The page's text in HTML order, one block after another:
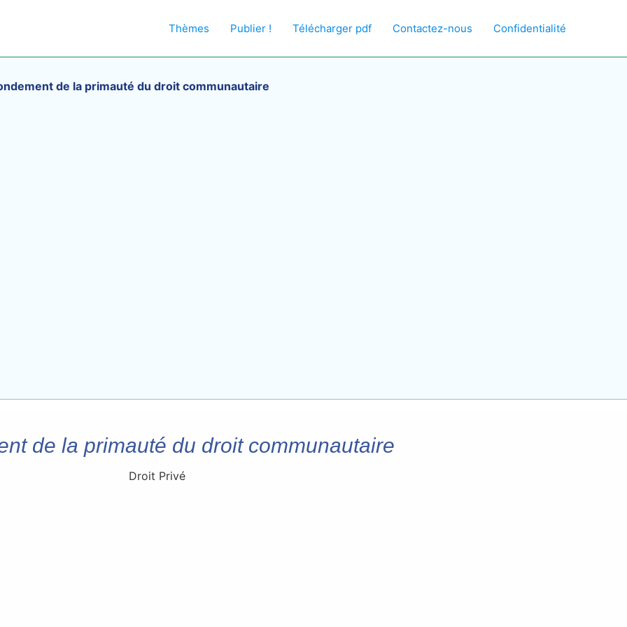
Thèmes Publier ! Télécharger pdf Contactez-nous Confidentialité
de la primauté du droit communautaire
de la primauté du droit communautaire
Droit Privé